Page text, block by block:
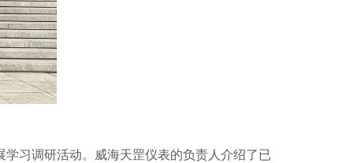
习调研活动。威海天罡仪表的负责人介绍了已